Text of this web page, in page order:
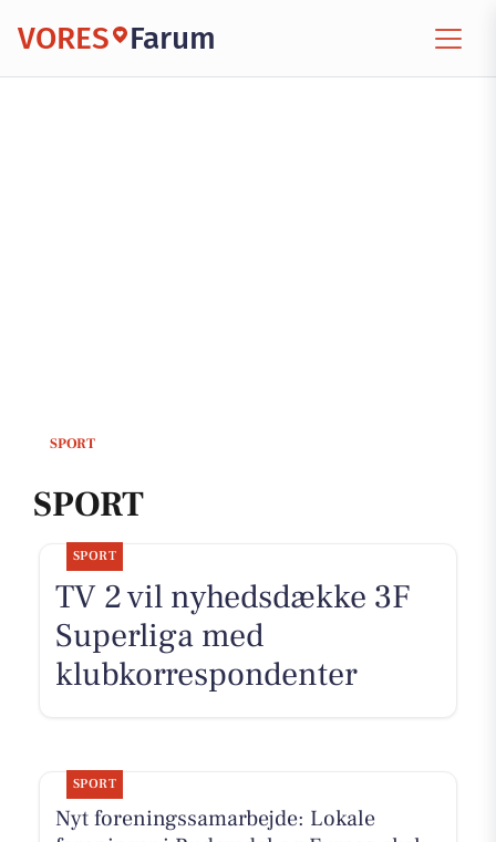
VORES Farum
SPORT
SPORT
SPORT
TV 2 vil nyhedsdække 3F
Superliga med
klubkorrespondenter
SPORT
Nyt foreningssamarbejde: Lokale